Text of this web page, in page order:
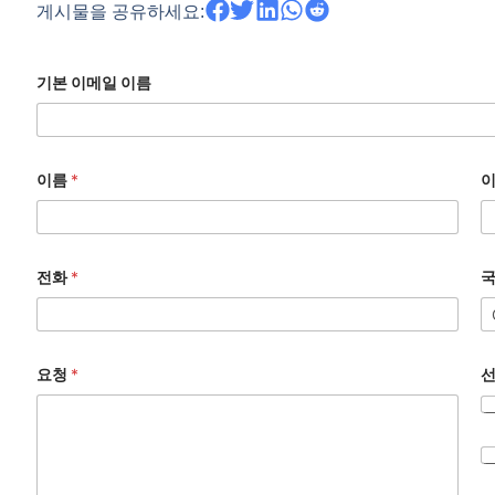
게시물을 공유하세요:
기본 이메일 이름
이름 *
전화*
요청 *